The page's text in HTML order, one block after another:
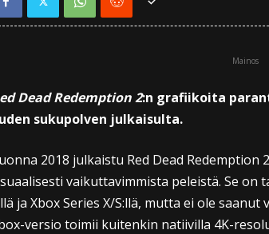
Mainos
Dead Redemption 2:n grafiikoita
sukupolven julkaisulta.
2018 julkaistu Red Dead Redemption
vaikuttavimmista peleistä. Se on
ja Xbox Series X/S:llä, mutta ei ole
versio toimii kuitenkin natiivilla 4K-